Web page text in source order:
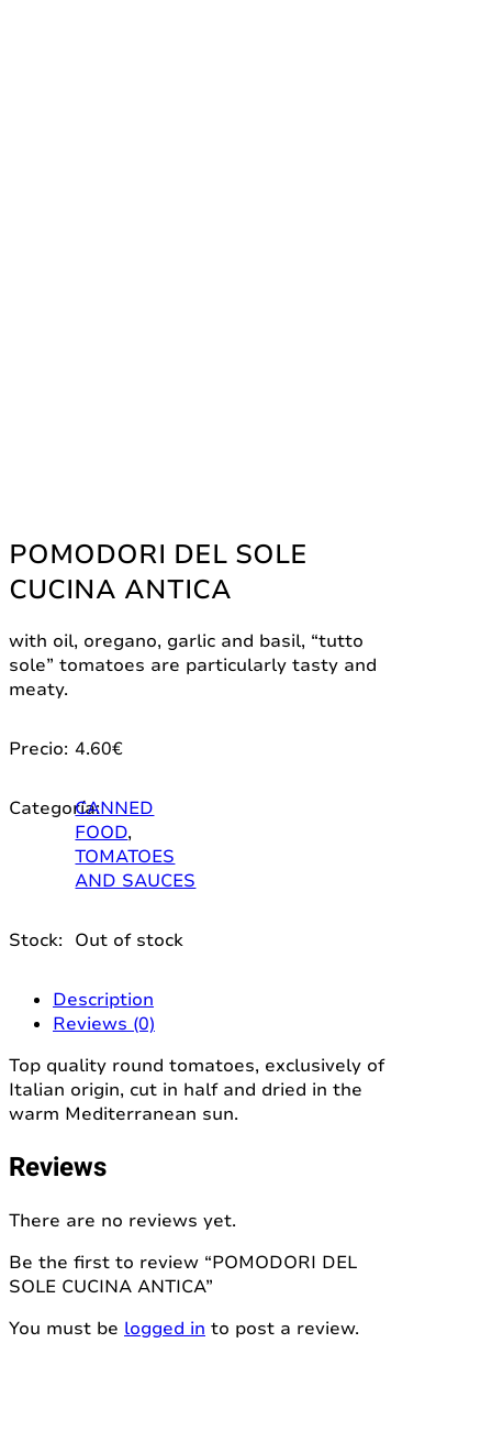
POMODORI DEL SOLE
CUCINA ANTICA
with oil, oregano, garlic and basil, “tutto
sole” tomatoes are particularly tasty and
meaty.
Precio: 4.60€
Categoría:CANNED
FOOD,
TOMATOES
AND SAUCES
Stock: Out of stock
Description
Reviews (0)
Top quality round tomatoes, exclusively of
Italian origin, cut in half and dried in the
warm Mediterranean sun.
Reviews
There are no reviews yet.
Be the first to review “POMODORI DEL
SOLE CUCINA ANTICA”
You must be logged in to post a review.